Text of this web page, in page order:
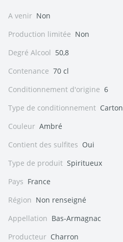
A venir Non
Production limitée Non
Degré Alcool 50,8
Contenance 70 cl
Conditionnement d'origine 6
Type de conditionnement Carton
Couleur Ambré
Contient des sulfites Oui
Type de produit Spiritueux
Pays France
Région Non renseigné
Appellation Bas-Armagnac
Producteur Charron